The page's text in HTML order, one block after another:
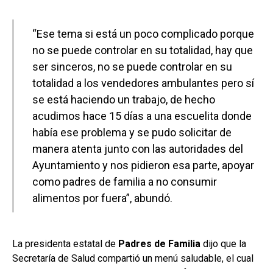
“Ese tema si está un poco complicado porque
no se puede controlar en su totalidad, hay que
ser sinceros, no se puede controlar en su
totalidad a los vendedores ambulantes pero sí
se está haciendo un trabajo, de hecho
acudimos hace 15 días a una escuelita donde
había ese problema y se pudo solicitar de
manera atenta junto con las autoridades del
Ayuntamiento y nos pidieron esa parte, apoyar
como padres de familia a no consumir
alimentos por fuera”, abundó.
La presidenta estatal de Padres de Familia dijo que la
Secretaría de Salud compartió un menú saludable, el cual